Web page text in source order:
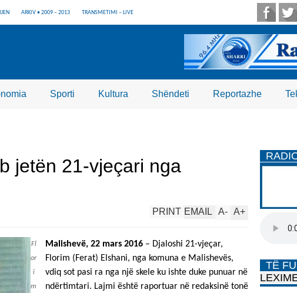
ARKIV • 2009 – 2013 TRANSMETIMI – LIVE
Sporti Kultura Shëndeti Reportazhe
jetën 21-vjeçari nga
A+
A-
EMAIL
PRINT
Fl
or
i
m
Malishevë, 22 mars 2016 – Djaloshi 21-vjeçar,
Florim (Ferat) Elshani, nga komuna e Malishevës,
vdiq sot pasi ra nga një skele ku ishte duke punuar në
ndërtimtari. Lajmi është raportuar në redaksinë tonë
TË